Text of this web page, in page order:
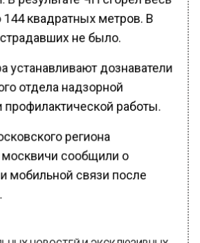
квадратных метров. В
не было.
устанавливают дознаватели
отдела надзорной
профилактической работы.
региона
москвичи сообщили о
мобильной связи после